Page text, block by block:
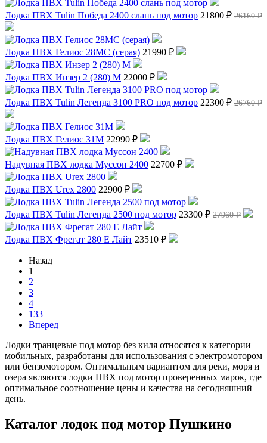
Лодка ПВХ Tulin Победа 2400 слань под мотор 21800 ₽ 26160 ₽
Лодка ПВХ Гелиос 28МC (серая) 21990 ₽
Лодка ПВХ Инзер 2 (280) М 22000 ₽
Лодка ПВХ Tulin Легенда 3100 PRO под мотор 22300 ₽ 26760 ₽
Лодка ПВХ Гелиос 31М 22990 ₽
Надувная ПВХ лодка Муссон 2400 22700 ₽
Лодка ПВХ Urex 2800 22900 ₽
Лодка ПВХ Tulin Легенда 2500 под мотор 23300 ₽ 27960 ₽
Лодка ПВХ Фрегат 280 Е Лайт 23510 ₽
Назад
1
2
3
4
133
Вперед
Лодки транцевые под мотор без киля относятся к категории
мобильных, разработаны для использования с электромотором
или бензомотором. Оптимальным вариантом для реки, моря и
озера являются лодки ПВХ под мотор проверенных марок, где
оптимальное соотношение цены и качества на сегодняшний
день.
Каталог лодок под мотор Пушкино